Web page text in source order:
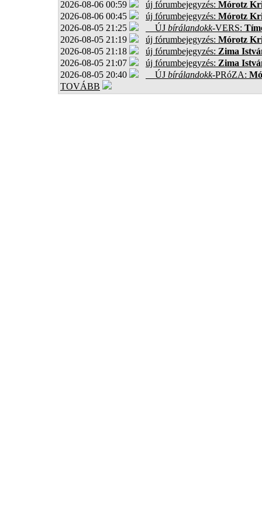
2026-08-06 00:59 új fórumbejegyzés: Mórotz
2026-08-06 00:45
új fórumbejegyzés: Mórotz
2026-08-05 21:25
ÚJ bírálandokk-VERS:
2026-08-05 21:19
új fórumbejegyzés: Mórotz
2026-08-05 21:18
új fórumbejegyzés: Zima
2026-08-05 21:07
új fórumbejegyzés: Zima
2026-08-05 20:40
ÚJ bírálandokk-PRóZA:
TOVÁBB